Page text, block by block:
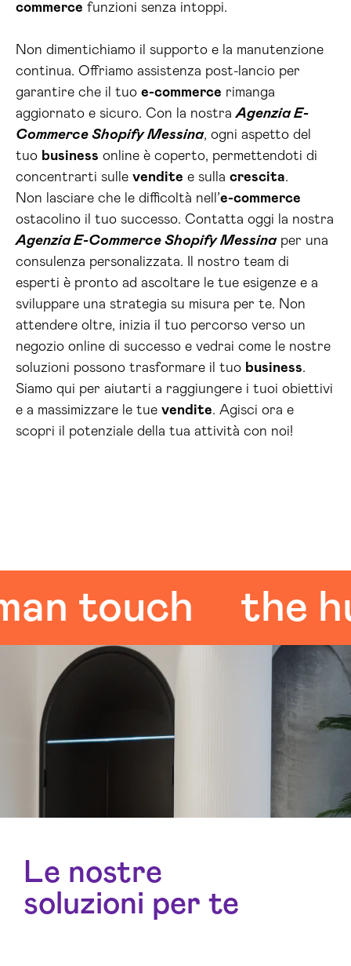
commerce funzioni senza intoppi.
Non dimentichiamo il supporto e la manutenzione
continua. Offriamo assistenza post-lancio per
garantire che il tuo e-commerce rimanga
aggiornato e sicuro. Con la nostraAgenzia E-
Commerce Shopify Messina, ogni aspetto del
tuo business online è coperto, permettendoti di
concentrarti sulle vendite e sulla crescita.
Non lasciare che le difficoltà nell’e-commerce
ostacolino il tuo successo. Contatta oggi la nostra
Agenzia E-Commerce Shopify Messinaper una
consulenza personalizzata. Il nostro team di
esperti è pronto ad ascoltare le tue esigenze e a
sviluppare una strategia su misura per te. Non
attendere oltre, inizia il tuo percorso verso un
negozio online di successo e vedrai come le nostre
soluzioni possono trasformare il tuo business.
Siamo qui per aiutarti a raggiungere i tuoi obiettivi
e a massimizzare le tue vendite. Agisci ora e
scopri il potenziale della tua attività con noi!
touch the
Le nostre
soluzioni per te